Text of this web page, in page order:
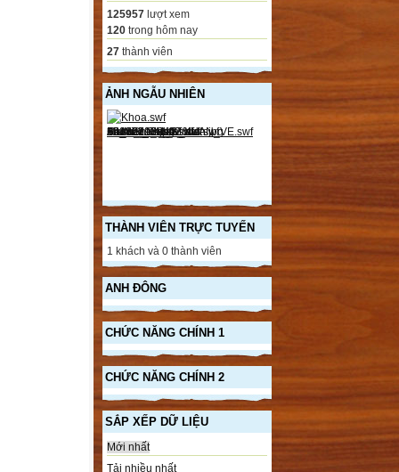
125957 lượt xem
120 trong hôm nay
27 thành viên
ẢNH NGẪU NHIÊN
THÀNH VIÊN TRỰC TUYẾN
1 khách và 0 thành viên
ANH ĐÔNG
CHỨC NĂNG CHÍNH 1
CHỨC NĂNG CHÍNH 2
SẮP XẾP DỮ LIỆU
Mới nhất
Tải nhiều nhất